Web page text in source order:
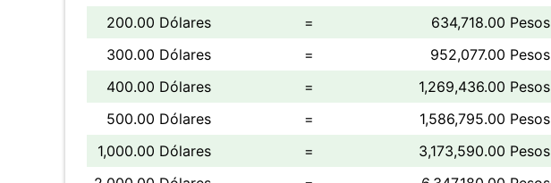
200.00 Dólares
=
634,718.00 Pesos
300.00 Dólares
=
952,077.00 Pesos
400.00 Dólares
=
1,269,436.00 Pesos
500.00 Dólares
=
1,586,795.00 Pesos
1,000.00 Dólares
=
3,173,590.00 Pesos